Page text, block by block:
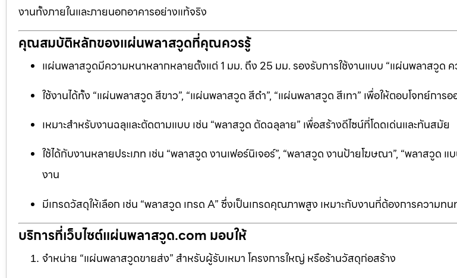
งานทั้งภายในและภายนอกอาคารอย่างแท้จริง
คุณสมบัติหลักของแผ่นพลาสวูดที่คุณควรรู้
แผ่นพลาสวูดมีความหนาหลากหลายตั้งแต่ 1 มม. ถึง 25 มม. รองรับการใช้งานแบบ “แผ่นพลาสวูด
ใช้งานได้ทั้ง “แผ่นพลาสวูด สีขาว”, “แผ่นพลาสวูด สีดำ”, “แผ่นพลาสวูด สีเทา” เพื่อให้ตอบโจทย์กา
เหมาะสำหรับงานฉลุและตัดตามแบบ เช่น “พลาสวูด ตัดฉลุลาย” เพื่อสร้างดีไซน์ที่โดดเด่นและทันสมัย
ใช้ได้กับงานหลายประเภท เช่น “พลาสวูด งานเฟอร์นิเจอร์”, “พลาสวูด งานป้ายโฆษณา”, “พลาสวูด
งาน
มีเกรดวัสดุให้เลือก เช่น “พลาสวูด เกรด A” ซึ่งเป็นเกรดคุณภาพสูง เหมาะกับงานที่ต้องการความท
บริการที่เว็บไซต์แผ่นพลาสวูด.com มอบให้
จำหน่าย “แผ่นพลาสวูดขายส่ง” สำหรับผู้รับเหมา โครงการใหญ่ หรือร้านวัสดุก่อสร้าง